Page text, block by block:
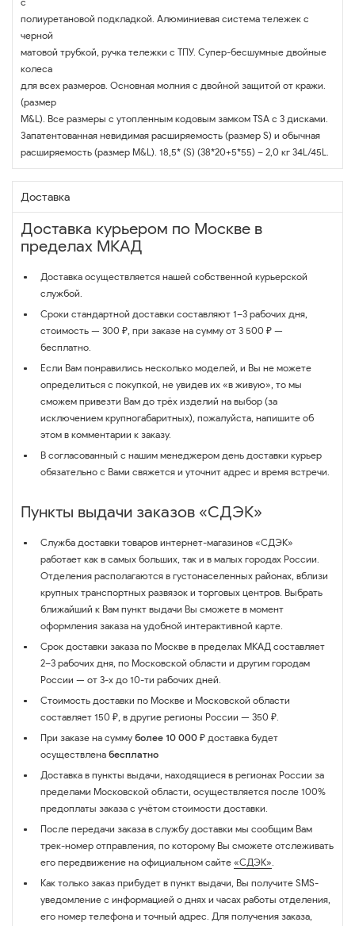
полиуретановой подкладкой. Алюминиевая система тележек с
черной
матовой трубкой, ручка тележки с ТПУ. Супер-бесшумные двойные
колеса
для всех размеров. Основная молния с двойной защитой от кражи.
(размер
M&L). Все размеры с утопленным кодовым замком TSA с 3 дисками.
Запатентованная невидимая расширяемость (размер S) и обычная
расширяемость (размер M&L). 18,5* (S) (38*20+5*55) – 2,0 кг 34L/45L.
Доставка
Доставка курьером по Москве в
пределах МКАД
Доставка осуществляется нашей собственной курьерской
службой.
Сроки стандартной доставки составляют 1–3 рабочих дня,
стоимость — 300 ₽, при заказе на сумму от 3 500 ₽ —
бесплатно.
Если Вам понравились несколько моделей, и Вы не можете
определиться с покупкой, не увидев их «в живую», то мы
сможем привезти Вам до трёх изделий на выбор (за
исключением крупногабаритных), пожалуйста, напишите об
этом в комментарии к заказу.
В согласованный с нашим менеджером день доставки курьер
обязательно с Вами свяжется и уточнит адрес и время встречи.
Пункты выдачи заказов «СДЭК»
Служба доставки товаров интернет-магазинов «СДЭК»
работает как в самых больших, так и в малых городах России.
Отделения располагаются в густонаселенных районах, вблизи
крупных транспортных развязок и торговых центров. Выбрать
ближайший к Вам пункт выдачи Вы сможете в момент
оформления заказа на удобной интерактивной карте.
Срок доставки заказа по Москве в пределах МКАД составляет
2–3 рабочих дня, по Московской области и другим городам
России — от 3-х до 10-ти рабочих дней.
Стоимость доставки по Москве и Московской области
составляет 150 ₽, в другие регионы России — 350 ₽.
При заказе на сумму более 10 000 ₽ доставка будет
осуществлена бесплатно
Доставка в пункты выдачи, находящиеся в регионах России за
пределами Московской области, осуществляется после 100%
предоплаты заказа с учётом стоимости доставки.
После передачи заказа в службу доставки мы сообщим Вам
трек-номер отправления, по которому Вы сможете отслеживать
его передвижение на официальном сайте «СДЭК».
Как только заказ прибудет в пункт выдачи, Вы получите SMS-
уведомление с информацией о днях и часах работы отделения,
его номер телефона и точный адрес. Для получения заказа,